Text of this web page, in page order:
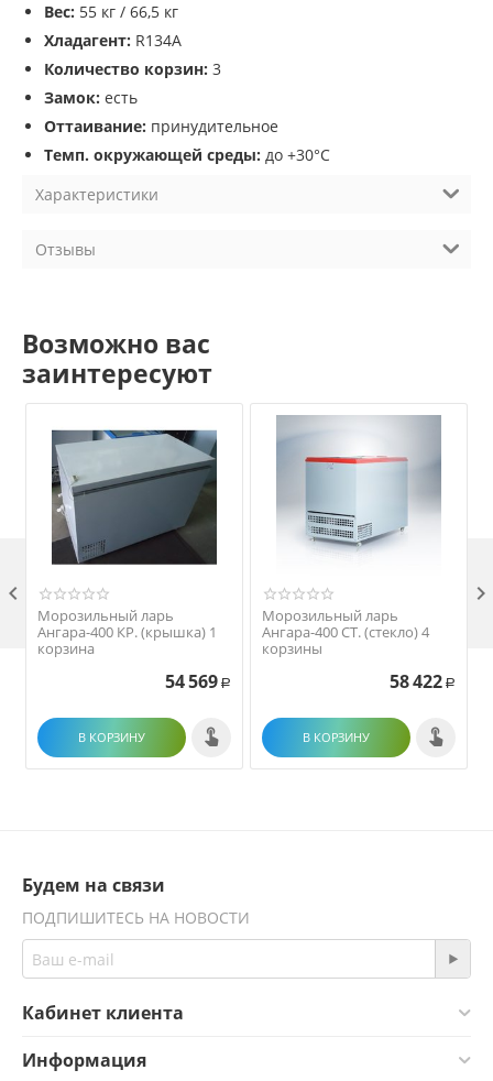
Вес: 55 кг / 66,5 кг
Хладагент: R134A
Количество корзин: 3
Замок: есть
Оттаивание: принудительное
Темп. окружающей среды: до +30°С
Характеристики
Отзывы
Возможно вас
заинтересуют
Морозильный ларь
Ангара-400 КР. (крышка) 1
корзина
54 569 Р
В КОРЗИНУ
Морозильный ларь
Ангара-400 СТ. (стекло) 4
корзины
58 422 Р
В КОРЗИНУ
 
Будем на связи
ПОДПИШИТЕСЬ НА НОВОСТИ
Кабинет клиента
Информация